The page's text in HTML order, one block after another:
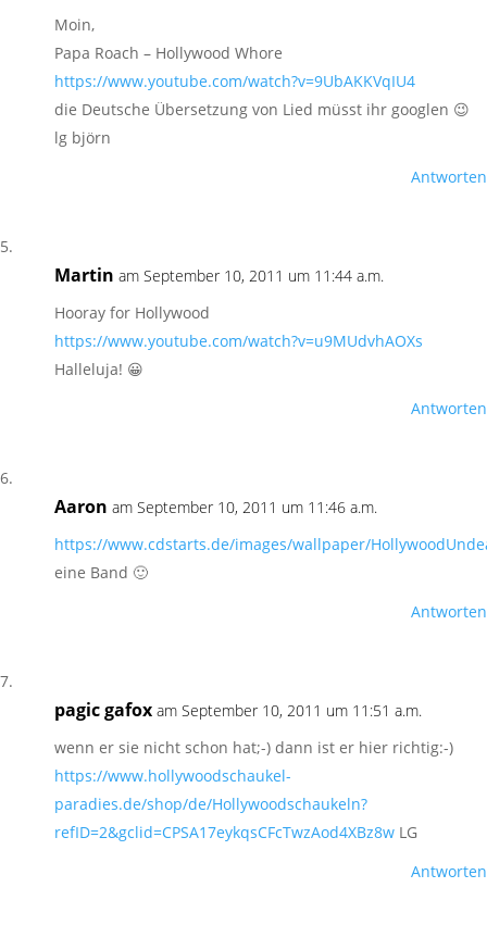
Moin,
Papa Roach – Hollywood Whore
https://www.youtube.com/watch?v=9UbAKKVqIU4
die Deutsche Übersetzung von Lied müsst ihr googlen 😉
lg björn
Antworten
Martin am September 10, 2011 um 11:44 a.m.
Hooray for Hollywood
https://www.youtube.com/watch?v=u9MUdvhAOXs
Halleluja! 😀
Antworten
Aaron am September 10, 2011 um 11:46 a.m.
https://www.cdstarts.de/images/wallpaper/
eine Band 🙂
Antworten
pagic gafox am September 10, 2011 um 11:51 a.m.
wenn er sie nicht schon hat;-) dann ist er hier richtig:-)
https://www.hollywoodschaukel-
paradies.de/shop/de/Hollywoodschaukeln?
refID=2&gclid=CPSA17eykqsCFcTwzAod4XBz8w LG
Antworten